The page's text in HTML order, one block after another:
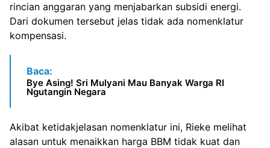
rincian anggaran yang menjabarkan subsidi energi.
Dari dokumen tersebut jelas tidak ada nomenklatur
kompensasi.
Baca:
Bye Asing! Sri Mulyani Mau Banyak Warga RI
Ngutangin Negara
Akibat ketidakjelasan nomenklatur ini, Rieke melihat
alasan untuk menaikkan harga BBM tidak kuat dan